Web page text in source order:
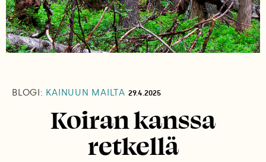
BLOGI: KAINUUN MAILTA 29.4.2025
Koiran kanssa
retkellä